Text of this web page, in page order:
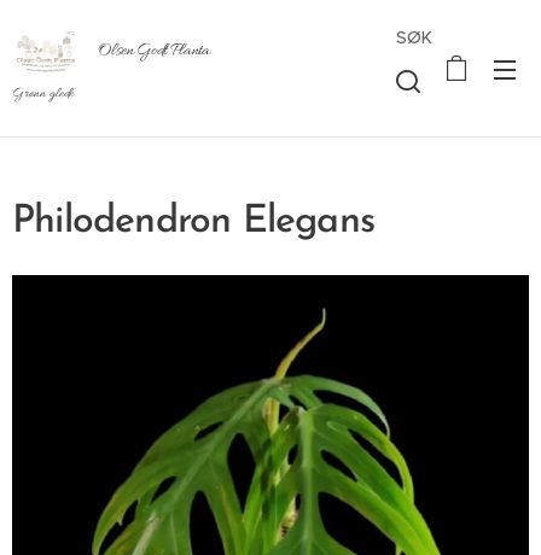
Olsen Godt Planta
Grønn glede
SØK
Philodendron Elegans